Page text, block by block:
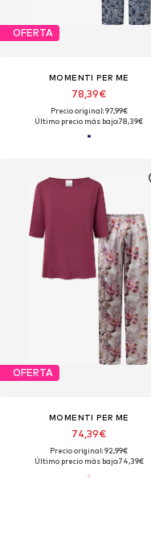
OFERTA
MOMENTI PER ME
78,39€
Precio original: 97,99€
Último precio más bajo:78,39€
OFERTA
MOMENTI PER ME
74,39€
Precio original: 92,99€
Último precio más bajo:74,39€